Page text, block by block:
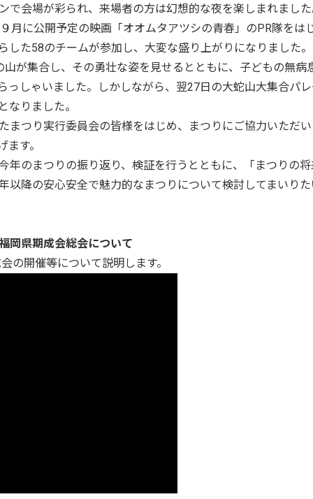
会場が彩られ、来場者の方は幻想的な夜を楽しまれました
に公開予定の映画「オオムタアツシの青春」のPR隊をは
た58のチームが参加し、大変な盛り上がりになりました。
が集合し、その勇壮な姿を見せるとともに、子どもの無病
っしゃいました。しかしながら、翌27日の大蛇山大集合パレ
なりました。
まつり実行委員会の皆様をはじめ、まつりにご協力いただ
す。
のまつりの振り返り、検証を行うとともに、「まつりの将
以降の安心安全で魅力的なまつりについて検討してまいりた
岡県期成会総会について
開催等について説明します。